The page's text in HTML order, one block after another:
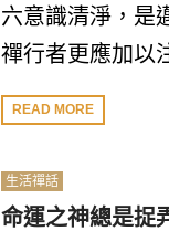
六意識清淨，是
禪行者更應加以
READ MORE
生活禪話
命運之神總是捉